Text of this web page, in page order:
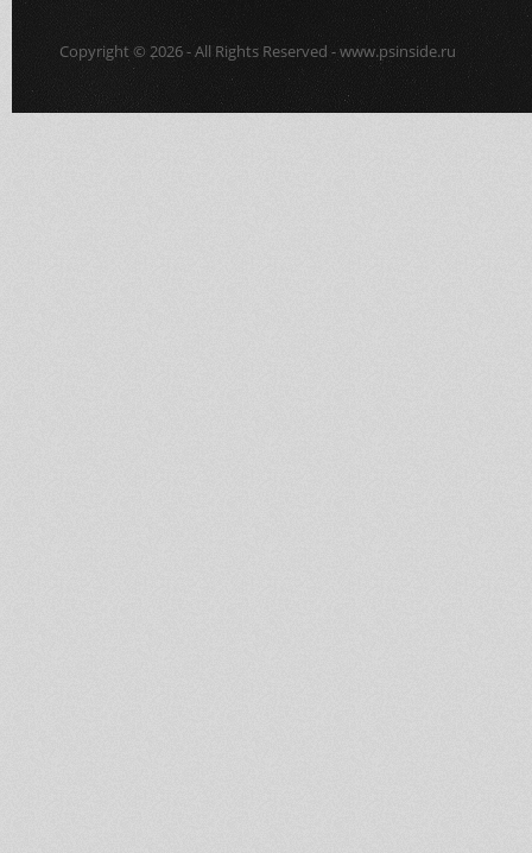
Copyright © 2026 - All Rights Reserved - www.psinside.ru